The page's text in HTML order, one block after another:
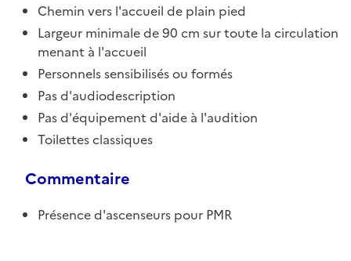
Chemin vers l'accueil de plain pied
Largeur minimale de 90 cm sur toute la circulation
menant à l'accueil
Personnels sensibilisés ou formés
Pas d'audiodescription
Pas d'équipement d'aide à l'audition
Toilettes classiques
Commentaire
Présence d'ascenseurs pour PMR